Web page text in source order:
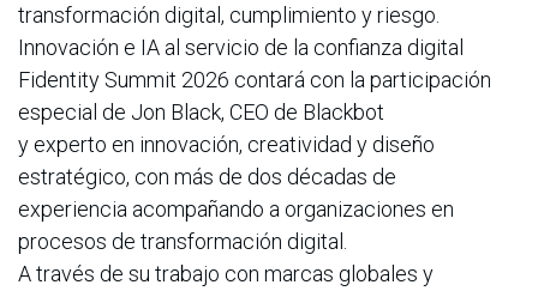
transformación digital, cumplimiento y riesgo.
Innovación e IA al servicio de la confianza digital
Fidentity Summit 2026 contará con la participación
especial de Jon Black, CEO de Blackbot
y experto en innovación, creatividad y diseño
estratégico, con más de dos décadas de
experiencia acompañando a organizaciones en
procesos de transformación digital.
A través de su trabajo con marcas globales y